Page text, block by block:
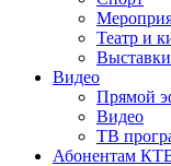
Театр и
Выставки
Видео
Прямой
Видео
ТВ
Абонентам